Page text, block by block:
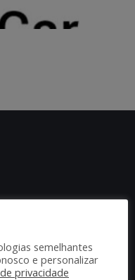
semelhantes
e personalizar
privacidade